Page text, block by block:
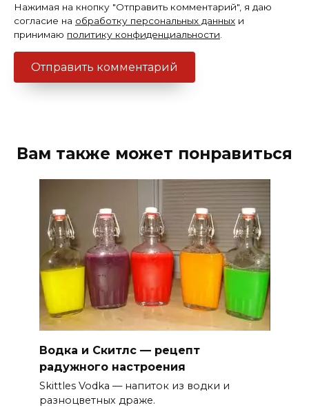
Нажимая на кнопку "Отправить комментарий", я даю
согласие на обработку персональных данных и
принимаю политику конфиденциальности
Вам также может понравиться
Водка и Скитлс — рецепт
радужного настроения
Skittles Vodka — напиток из водки и
разноцветных драже.